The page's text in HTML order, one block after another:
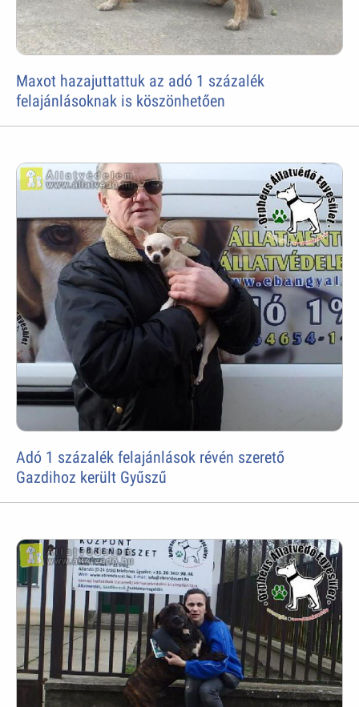
Maxot hazajuttattuk az adó 1 százalék
felajánlásoknak is köszönhetően
Adó 1 százalék felajánlások révén szerető
Gazdihoz került Gyűszű